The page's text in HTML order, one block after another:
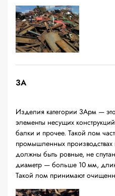
3А
Изделия категории 3Арм —
элементы несущих
балки и прочее. Такой лом
промышленных производствах
должны быть ровные, не
диаметр — больше 10 мм,
Такой лом принимают